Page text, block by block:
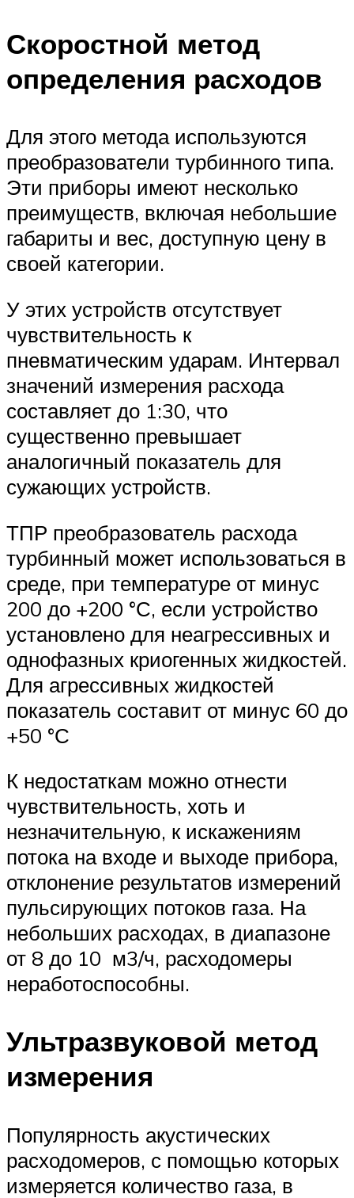
Скоростной метод
определения расходов
Для этого метода используются
преобразователи турбинного типа.
Эти приборы имеют несколько
преимуществ, включая небольшие
габариты и вес, доступную цену в
своей категории.
У этих устройств отсутствует
чувствительность к
пневматическим ударам. Интервал
значений измерения расхода
составляет до 1:30, что
существенно превышает
аналогичный показатель для
сужающих устройств.
ТПР преобразователь расхода
турбинный может использоваться в
среде, при температуре от минус
200 до +200 °С, если устройство
установлено для неагрессивных и
однофазных криогенных жидкостей.
Для агрессивных жидкостей
показатель составит от минус 60 до
+50 °С
К недостаткам можно отнести
чувствительность, хоть и
незначительную, к искажениям
потока на входе и выходе прибора,
отклонение результатов измерений
пульсирующих потоков газа. На
небольших расходах, в диапазоне
от 8 до 10 м3/ч, расходомеры
неработоспособны.
Ультразвуковой метод
измерения
Популярность акустических
расходомеров, с помощью которых
измеряется количество газа, в